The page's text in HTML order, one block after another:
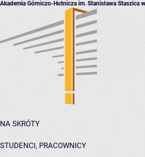
Akademia Górniczo-Hutnicza im. Stanisława Staszica
NA SKRÓTY
STUDENCI, PRACOWNICY